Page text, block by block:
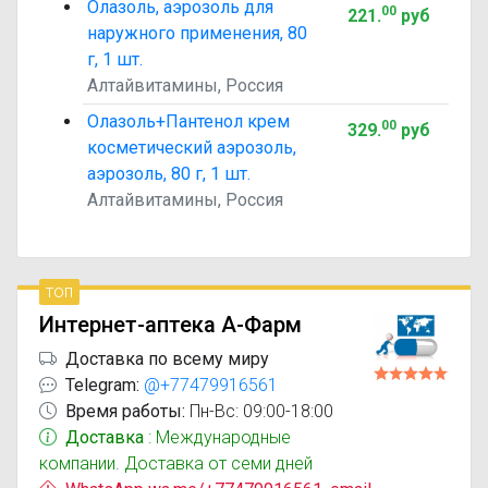
Олазоль, аэрозоль для
наружного применения, 80
г, 1 шт.
Алтайвитамины, Россия
221.00руб
Олазоль+Пантенол крем
косметический аэрозоль,
аэрозоль, 80 г, 1 шт.
Алтайвитамины, Россия
329.00руб
топ
Интернет-аптека А-Фарм
Доставка по всему миру
Telegram: @+77479916561
Время работы: Пн-Вс: 09:00-18:00
Доставка : Международные
компании. Доставка от семи дней